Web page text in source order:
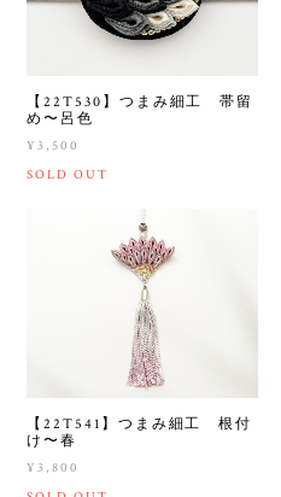
【22T530】つまみ細工 帯留
め〜呂色
¥3,500
SOLD OUT
【22T541】つまみ細工 根付
け〜春
¥3,800